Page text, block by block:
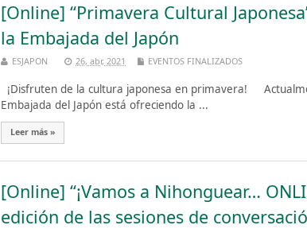
[Online] “Primavera Cultural
la Embajada del Japón
ESJAPON 26, abr, 2021 EVENTOS FINALIZADOS
¡Disfruten de la cultura japonesa en primavera!
Embajada del Japón está ofreciendo la ...
Leer más »
[Online] “¡Vamos a Nihonguear…
edición de las sesiones de